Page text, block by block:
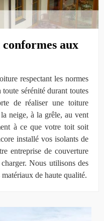
aux
respectant les normes
sérénité durant toutes
de réaliser une toiture
neige, à la grêle, au vent
à ce que votre toit soit
installé vos isolants de
entreprise de couverture
Nous utilisons des
de haute qualité.